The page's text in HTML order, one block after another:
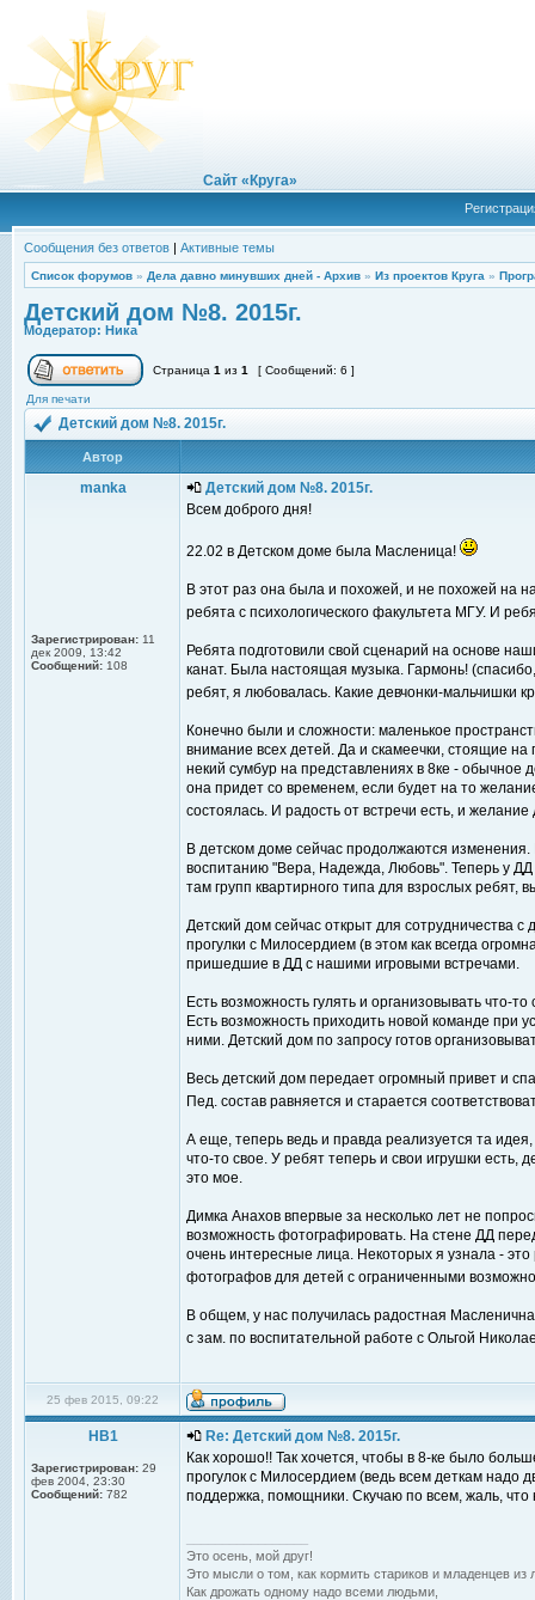
Сайт «Круга»
Сообщения без ответов | Активные темы
Список форумов » Дела давно минувших дней - Архив » Из проектов Круга »
Детский дом №8. 2015г.
Модератор: Ника
Страница 1 из 1 [ Сообщений: 6 ]
Для печати
Детский дом №8. 2015г.
Автор
manka
Зарегистрирован: 11
дек 2009, 13:42
Сообщений: 108
Детский дом №8. 2015г.
Всем доброго дня!
22.02 в Детском доме была Масленица!
В этот раз она была и похожей, и не похожей на
ребята с психологического факультета МГУ. И
Ребята подготовили свой сценарий на основе
канат. Была настоящая музыка. Гармонь!
ребят, я любовалась. Какие девчонки-мальчишки
Конечно были и сложности: маленькое
внимание всех детей. Да и скамеечки, стоящие
некий сумбур на представлениях в 8ке -
она придет со временем, если будет на то
состоялась. И радость от встречи есть, и
В детском доме сейчас продолжаются
воспитанию "Вера, Надежда, Любовь". Теперь у ДД
там групп квартирного типа для взрослых
Детский дом сейчас открыт для сотрудничества
прогулки с Милосердием (в этом как всегда
пришедшие в ДД с нашими игровыми встречами.
Есть возможность гулять и организовывать что-
Есть возможность приходить новой команде при
ними. Детский дом по запросу готов
Весь детский дом передает огромный привет и
Пед. состав равняется и старается
А еще, теперь ведь и правда реализуется та
что-то свое. У ребят теперь и свои игрушки есть,
это мое.
Димка Анахов впервые за несколько лет не
возможность фотографировать. На стене ДД
очень интересные лица. Некоторых я узнала -
фотографов для детей с ограниченными
В общем, у нас получилась радостная
с зам. по воспитательной работе с Ольгой
25 фев 2015, 09:22
НВ1
Зарегистрирован: 29
фев 2004, 23:30
Сообщений: 782
Re: Детский дом №8. 2015г.
Как хорошо!! Так хочется, чтобы в 8-ке было
прогулок с Милосердием (ведь всем деткам надо
поддержка, помощники. Скучаю по всем, жаль, что
Это осень, мой друг!
Это мысли о том, как кормить стариков и младенцев из
Как дрожать одному надо всеми людьми,